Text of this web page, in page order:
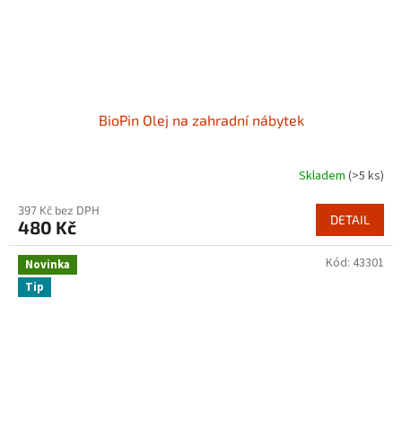
BioPin Olej na zahradní nábytek
Skladem (>5 ks)
397 Kč bez DPH
480 Kč DETAIL
Novinka
Tip
Kód: 43301